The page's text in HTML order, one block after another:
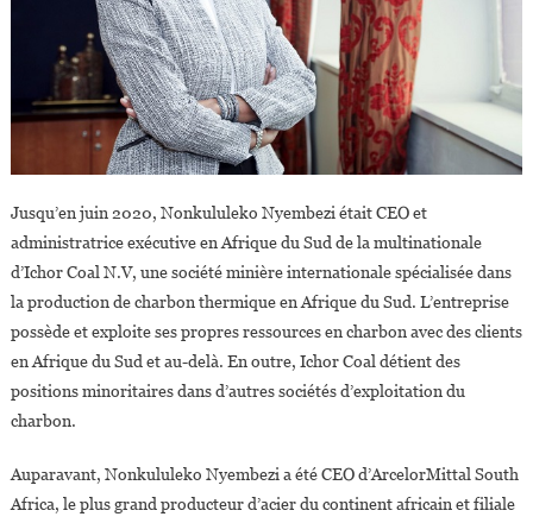
Jusqu’en juin 2020, Nonkululeko Nyembezi était CEO et
administratrice exécutive en Afrique du Sud de la multinationale
d’Ichor Coal N.V, une société minière internationale spécialisée dans
la production de charbon thermique en Afrique du Sud. L’entreprise
possède et exploite ses propres ressources en charbon avec des clients
en Afrique du Sud et au-delà. En outre, Ichor Coal détient des
positions minoritaires dans d’autres sociétés d’exploitation du
charbon.
Auparavant, Nonkululeko Nyembezi a été CEO d’ArcelorMittal South
Africa, le plus grand producteur d’acier du continent africain et filiale